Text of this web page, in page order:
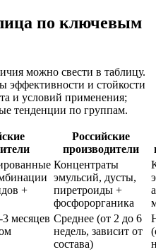
по ключевым
можно свести в таблицу.
эффективности и стойкости
и условий применения;
тенденции по группам.
Российские
производители
+
Концентраты
эмульсий, дусты,
пиретроиды +
фосфорорганика
месяцев Среднее (от 2 до 6
недель, зависит от
состава)